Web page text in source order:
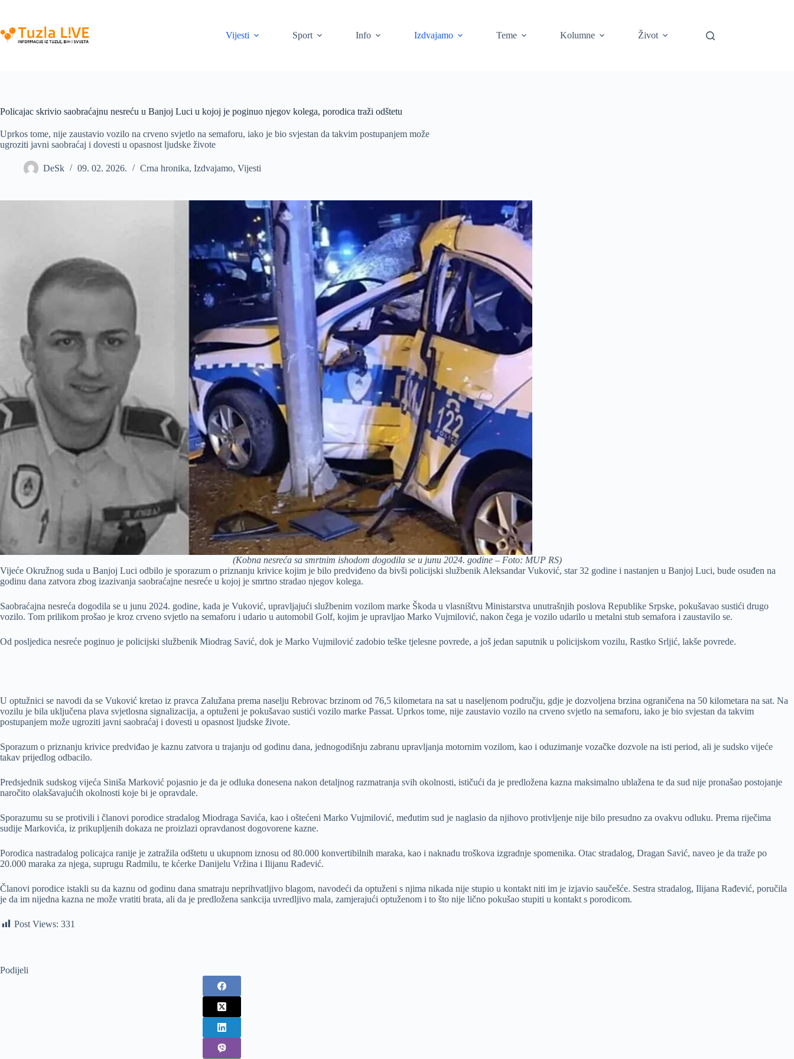
content
Vijesti
Sport Info Izdvajamo Teme Kolumne Život
Policajac skrivio saobraćajnu nesreću u Banjoj Luci u kojoj je poginuo njegov kolega, porodica traži odštetu
Uprkos tome, nije zaustavio vozilo na crveno svjetlo na semaforu, iako je bio svjestan da takvim postupanjem može
ugroziti javni saobraćaj i dovesti u opasnost ljudske živote
DeSk 09. 02. 2026. Crna hronika, Izdvajamo, Vijesti
(Kobna nesreća sa smrtnim ishodom dogodila se u junu 2024. godine – Foto: MUP RS)
Vijeće Okružnog suda u Banjoj Luci odbilo je sporazum o priznanju krivice kojim je bilo predviđeno da bivši policijski službenik Aleksandar Vuković, star 32 godine i nastanjen u Banjoj Luci, bude osuđen na
godinu dana zatvora zbog izazivanja saobraćajne nesreće u kojoj je smrtno stradao njegov kolega.
Saobraćajna nesreća dogodila se u junu 2024. godine, kada je Vuković, upravljajući službenim vozilom marke Škoda u vlasništvu Ministarstva unutrašnjih poslova Republike Srpske, pokušavao sustići drugo
vozilo. Tom prilikom prošao je kroz crveno svjetlo na semaforu i udario u automobil Golf, kojim je upravljao Marko Vujmilović, nakon čega je vozilo udarilo u metalni stub semafora i zaustavilo se.
Od posljedica nesreće poginuo je policijski službenik Miodrag Savić, dok je Marko Vujmilović zadobio teške tjelesne povrede, a još jedan saputnik u policijskom vozilu, Rastko Srljić, lakše povrede.
U optužnici se navodi da se Vuković kretao iz pravca Zalužana prema naselju Rebrovac brzinom od 76,5 kilometara na sat u naseljenom području, gdje je dozvoljena brzina ograničena na 50 kilometara na sat. Na
vozilu je bila uključena plava svjetlosna signalizacija, a optuženi je pokušavao sustići vozilo marke Passat. Uprkos tome, nije zaustavio vozilo na crveno svjetlo na semaforu, iako je bio svjestan da takvim
postupanjem može ugroziti javni saobraćaj i dovesti u opasnost ljudske živote.
Sporazum o priznanju krivice predviđao je kaznu zatvora u trajanju od godinu dana, jednogodišnju zabranu upravljanja motornim vozilom, kao i oduzimanje vozačke dozvole na isti period, ali je sudsko vijeće
takav prijedlog odbacilo.
Predsjednik sudskog vijeća Siniša Marković pojasnio je da je odluka donesena nakon detaljnog razmatranja svih okolnosti, ističući da je predložena kazna maksimalno ublažena te da sud nije pronašao postojanje
naročito olakšavajućih okolnosti koje bi je opravdale.
Sporazumu su se protivili i članovi porodice stradalog Miodraga Savića, kao i oštećeni Marko Vujmilović, međutim sud je naglasio da njihovo protivljenje nije bilo presudno za ovakvu odluku. Prema riječima
sudije Markovića, iz prikupljenih dokaza ne proizlazi opravdanost dogovorene kazne.
Porodica nastradalog policajca ranije je zatražila odštetu u ukupnom iznosu od 80.000 konvertibilnih maraka, kao i naknadu troškova izgradnje spomenika. Otac stradalog, Dragan Savić, naveo je da traže po
20.000 maraka za njega, suprugu Radmilu, te kćerke Danijelu Vržina i Ilijanu Rađević.
Članovi porodice istakli su da kaznu od godinu dana smatraju neprihvatljivo blagom, navodeći da optuženi s njima nikada nije stupio u kontakt niti im je izjavio saučešće. Sestra stradalog, Ilijana Rađević, poručila
je da im nijedna kazna ne može vratiti brata, ali da je predložena sankcija uvredljivo mala, zamjerajući optuženom i to što nije lično pokušao stupiti u kontakt s porodicom.
Post Views: 331
Podijeli